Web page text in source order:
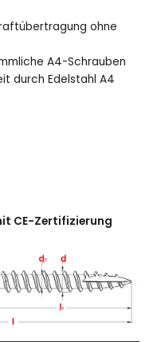
ohne
A4-Schrauben
durch Edelstahl A4
CE-Zertifizierung